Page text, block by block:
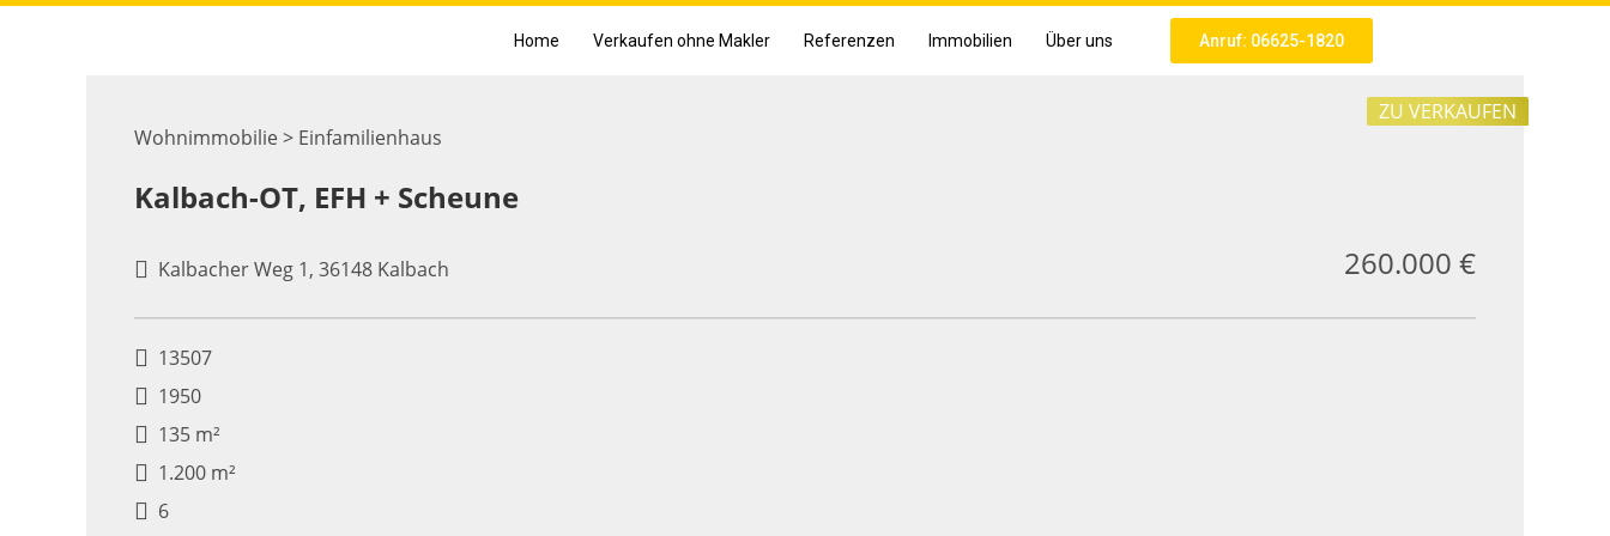
Home Verkaufen ohne Makler Referenzen Immobilien Über uns Anruf: 06625-1820
Wohnimmobilie > Einfamilienhaus
ZU VERKAUFEN
Kalbach-OT, EFH + Scheune
Kalbacher Weg 1, 36148 Kalbach 260.000 €
13507
1950
135 m²
1.200 m²
6